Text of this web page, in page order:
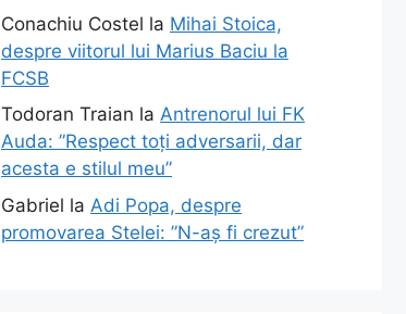
Conachiu Costel la Mihai Stoica,
despre viitorul lui Marius Baciu la
FCSB
Todoran Traian la Antrenorul lui FK
Auda: ”Respect toți adversarii, dar
acesta e stilul meu”
Gabriel la Adi Popa, despre
promovarea Stelei: ”N-aș fi crezut”